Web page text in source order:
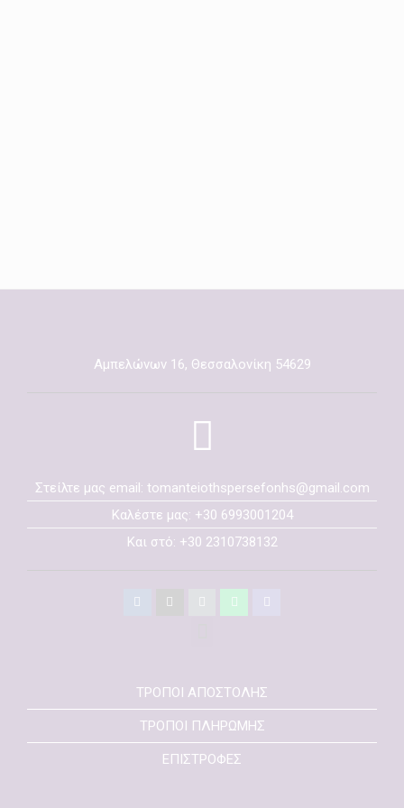
Αμπελώνων 16, Θεσσαλονίκη 54629
Στείλτε μας email: tomanteiothspersefonhs@gmail.com
Καλέστε μας: +30 6993001204
Και στό: +30 2310738132
ΤΡΟΠΟΙ ΑΠΟΣΤΟΛΗΣ
ΤΡΟΠΟΙ ΠΛΗΡΩΜΗΣ
ΕΠΙΣΤΡΟΦΕΣ